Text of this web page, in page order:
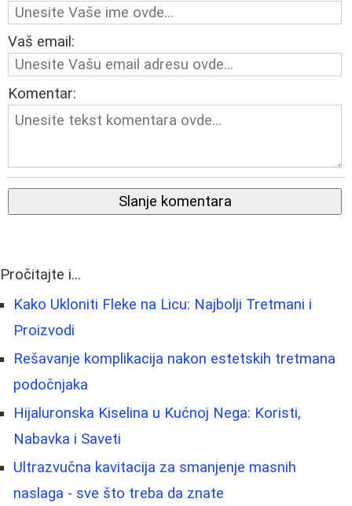
Vaš email:
Komentar:
Slanje komentara
Pročitajte i...
Kako Ukloniti Fleke na Licu: Najbolji Tretmani i
Proizvodi
Rešavanje komplikacija nakon estetskih tretmana
podočnjaka
Hijaluronska Kiselina u Kućnoj Nega: Koristi,
Nabavka i Saveti
Ultrazvučna kavitacija za smanjenje masnih
naslaga - sve što treba da znate